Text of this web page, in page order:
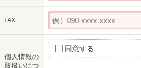
FAX
個人情報の
取扱いにつ
同意する